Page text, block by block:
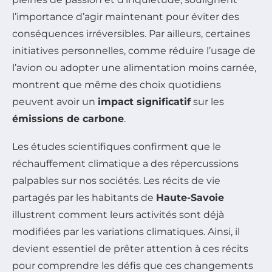
l’importance d’agir maintenant pour éviter des
conséquences irréversibles. Par ailleurs, certaines
initiatives personnelles, comme réduire l’usage de
l’avion ou adopter une alimentation moins carnée,
montrent que même des choix quotidiens
peuvent avoir un impact significatifsur les
émissions de carbone.
Les études scientifiques confirment que le
réchauffement climatique a des répercussions
palpables sur nos sociétés. Les récits de vie
partagés par les habitants de Haute-Savoie
illustrent comment leurs activités sont déjà
modifiées par les variations climatiques. Ainsi, il
devient essentiel de prêter attention à ces récits
pour comprendre les défis que ces changements